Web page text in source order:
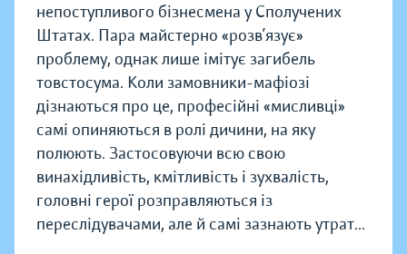
непоступливого бізнесмена у Сполучених
Штатах. Пара майстерно «розв’язує»
проблему, однак лише імітує загибель
товстосума. Коли замовники-мафіозі
дізнаються про це, професійні «мисливці»
самі опиняються в ролі дичини, на яку
полюють. Застосовуючи всю свою
винахідливість, кмітливість і зухвалість,
головні герої розправляються із
переслідувачами, але й самі зазнають утрат...